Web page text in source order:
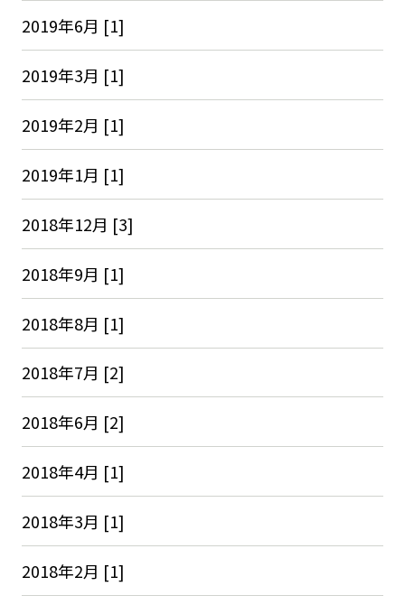
2019年6月 [1]
2019年3月 [1]
2019年2月 [1]
2019年1月 [1]
2018年12月 [3]
2018年9月 [1]
2018年8月 [1]
2018年7月 [2]
2018年6月 [2]
2018年4月 [1]
2018年3月 [1]
2018年2月 [1]